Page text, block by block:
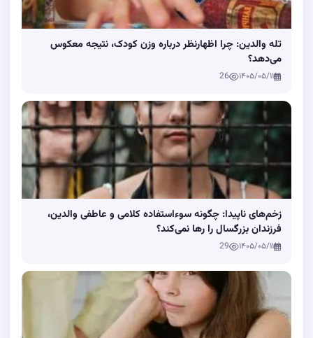
تله والدین: چرا اظهارنظر درباره وزن کودک، نتیجه معکوس
می‌دهد؟
۱۴۰۵/۰۵/۱۱ 26
زخم‌های ناپیدا: چگونه سوءاستفاده کلامی و عاطفی والدین،
فرزندان بزرگسال را رها نمی‌کند؟
۱۴۰۵/۰۵/۱۱ 29